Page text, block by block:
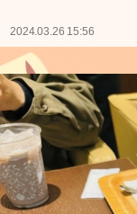
2024.03.26 15:56